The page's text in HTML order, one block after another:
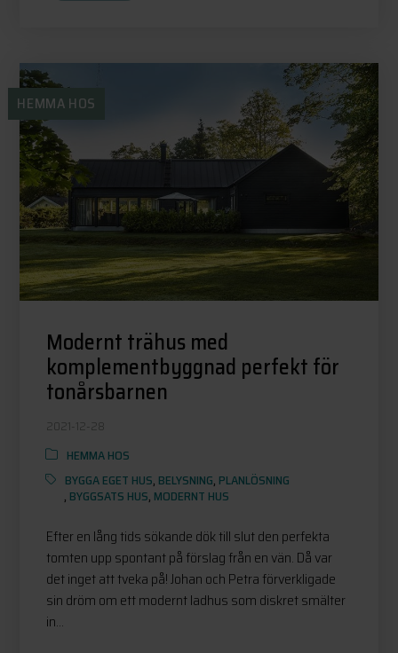
HEMMA HOS
Modernt trähus med
komplementbyggnad perfekt för
tonårsbarnen
2021-12-28
HEMMA HOS
BYGGA EGET HUS, BELYSNING, PLANLÖSNING
, BYGGSATS HUS, MODERNT HUS
Efter en lång tids sökande dök till slut den perfekta
tomten upp spontant på förslag från en vän. Då var
det inget att tveka på! Johan och Petra förverkligade
sin dröm om ett modernt ladhus som diskret smälter
in...